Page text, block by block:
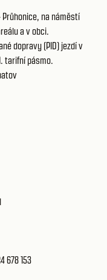
Průhonice, na náměstí
a v obci.
dopravy (PID) jezdí v
tarifní pásmo.
678 153